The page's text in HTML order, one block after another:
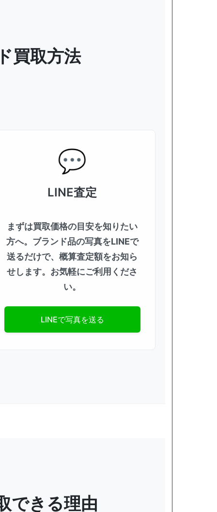
買取方法
LINE査定
まずは買取価格の目安を知りたい
方へ。ブランド品の写真をLINEで
送るだけで、概算査定額をお知ら
せします。お気軽にご利用くださ
い。
LINEで写真を送る
できる理由